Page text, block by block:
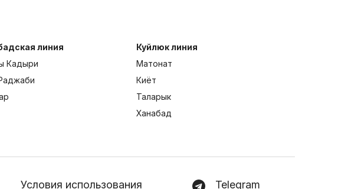
линия
Кадыри
Куйлюк линия
Матонат
Киёт
Таларык
Ханабад
Условия использования Telegram